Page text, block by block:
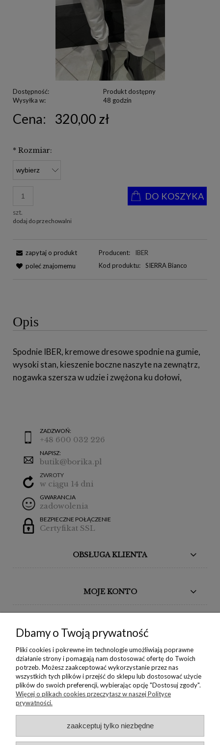
Dostępność:
Produkt dostępny
Wysyłka w:
48 godzin
Cena: 320,00 zł
* Rozmiar:
szt.
DO KOSZYKA
dodaj do przechowalni
Producent:
IBER
Kod produktu:
SIERRA Bianco
zapytaj o produkt
poleć znajomemu
Opis
Spodnie IBER, kremowe dresowe spodnie na gumie,
wysoki stan, kieszenie boczne naszyte na zewnątrz,
nogawka szersza w udzie i zwężona ku dołowi,
ZADZWOŃ:
+48 600 032 226
NAPISZ:
butik@borika.pl
ZWROTY
w ciągu 14 dni
GWARANCJA
zadowolenia
BEZPIECZNE POŁĄCZENIE
Certyfikat SSL
OBSŁUGA KLIENTA
MOJE KONTO
BORIKA DESIGN
MONIKA BORAK
NEWSLETTER
Copyright © 2022 Borika.pl
Dbamy o Twoją prywatność
Pliki cookies i pokrewne im technologie umożliwiają poprawne
działanie strony i pomagają nam dostosować ofertę do Twoich
potrzeb. Możesz zaakceptować wykorzystanie przez nas
wszystkich tych plików i przejść do sklepu lub dostosować użycie
plików do swoich preferencji, wybierając opcję "Dostosuj zgody".
Więcej o plikach cookies przeczytasz w naszej Polityce
prywatności.
zaakceptuj tylko niezbędne